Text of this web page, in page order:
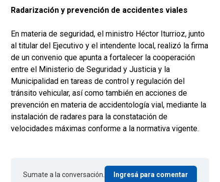
Radarización y prevención de accidentes viales
En materia de seguridad, el ministro Héctor Iturrioz, junto
al titular del Ejecutivo y el intendente local, realizó la firma
de un convenio que apunta a fortalecer la cooperación
entre el Ministerio de Seguridad y Justicia y la
Municipalidad en tareas de control y regulación del
tránsito vehicular, así como también en acciones de
prevención en materia de accidentología vial, mediante la
instalación de radares para la constatación de
velocidades máximas conforme a la normativa vigente.
Sumate a la conversación. Ingresá para comentar